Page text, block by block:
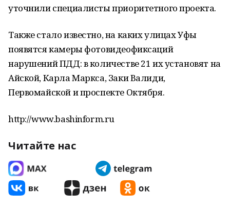
уточнили специалисты приоритетного проекта.
Также стало известно, на каких улицах Уфы
появятся камеры фотовидеофиксаций
нарушений ПДД: в количестве 21 их установят на
Айской, Карла Маркса, Заки Валиди,
Первомайской и проспекте Октября.
http://www.bashinform.ru
Читайте нас